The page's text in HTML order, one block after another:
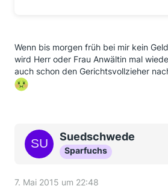
Wenn bis morgen früh bei mir kein
wird Herr oder Frau Anwältin mal
auch schon den Gerichtsvollzieher
Suedschwede
Sparfuchs
7. Mai 2015 um 22:48